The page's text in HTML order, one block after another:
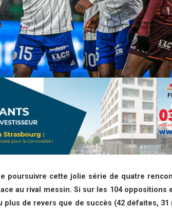
poursuivre cette jolie série de quatre
au rival messin. Si sur les 104 oppositions
plus de revers que de succès (42 défaites,